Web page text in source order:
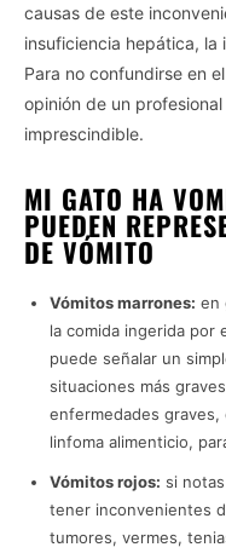
causas de este
insuficiencia hepática,
Para no confundirse en
opinión de un
imprescindible.
MI GATO HA
PUEDEN
DE VÓMITO
Vómitos marrones: en
la comida ingerida por
puede señalar un
situaciones más
enfermedades
linfoma alimenticio,
Vómitos rojos: si
tener inconvenientes
tumores, vermes,